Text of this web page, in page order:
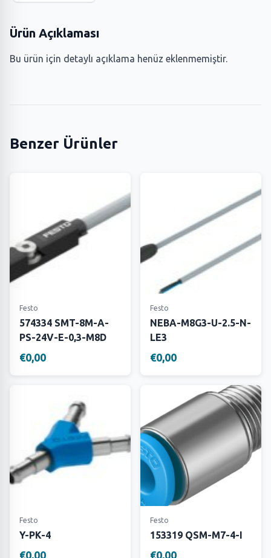
Ürün Açıklaması
Bu ürün için detaylı açıklama henüz eklenmemiştir.
Benzer Ürünler
Festo
574334 SMT-8M-A-
PS-24V-E-0,3-M8D
€0,00
Festo
NEBA-M8G3-U-2.5-N-
LE3
€0,00
Festo
Y-PK-4
€0,00
Festo
153319 QSM-M7-4-I
€0,00